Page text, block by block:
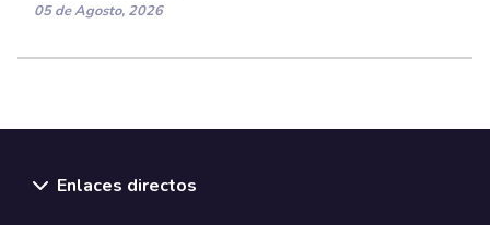
05 de Agosto, 2026
Enlaces directos